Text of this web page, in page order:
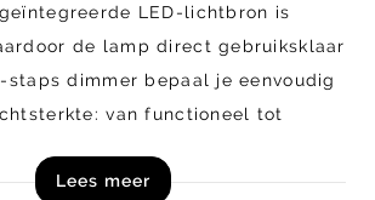
LED-lichtbron is
de lamp direct gebruiksklaar
staps dimmer bepaal je eenvoudig
van functioneel tot
flexibel en zonder stopcontact
Lees meer